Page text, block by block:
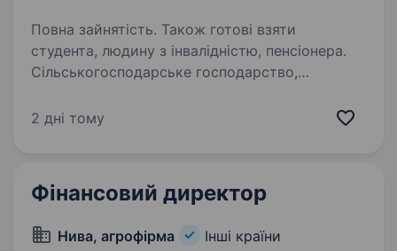
Повна зайнятість. Також готові взяти
студента, людину з інвалідністю, пенсіонера.
Сільськогосподарське господарство,
Вроцлава, шукає працівників (чоловіків та
2 дні тому
Фінансовий директор
Нива, агрофірма Інші країни